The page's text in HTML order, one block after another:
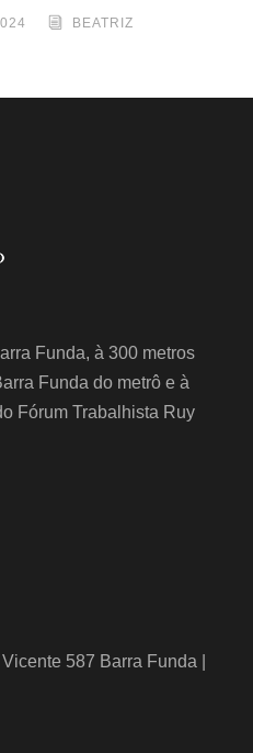
BEATRIZ
Funda, à 300 metros
Funda do metrô e à
Fórum Trabalhista Ruy
587 Barra Funda |